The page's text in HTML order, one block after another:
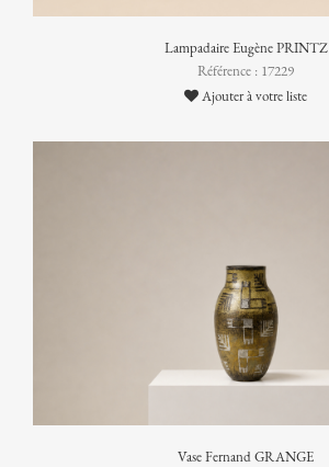
Lampadaire Eugène PRINTZ
Référence : 17229
Ajouter à votre liste
Vase Fernand GRANGE